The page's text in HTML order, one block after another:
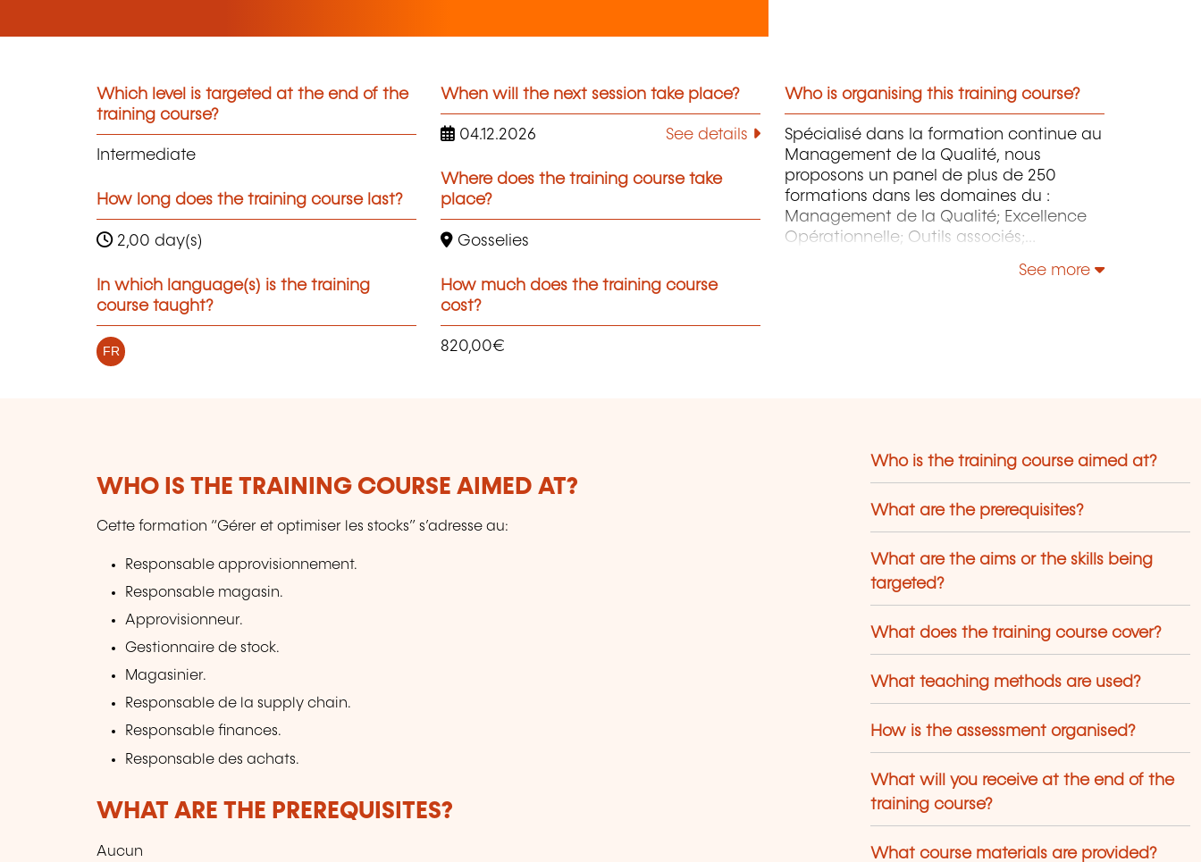
Which level is targeted at the end of the
training course?
Intermediate
How long does the training course last?
2,00 day(s)
In which language(s) is the training
course taught?
FR
When will the next session take place?
04.12.2026 See details
Where does the training course take
place?
Gosselies
How much does the training course
cost?
820,00€
Who is organising this training course?
Spécialisé dans la formation continue au
Management de la Qualité, nous
proposons un panel de plus de 250
formations dans les domaines du :
Management de la Qualité; Excellence
Opérationnelle; Outils associés;
Responsabilité Sociétale – Énergie;
See more
WHO IS THE TRAINING COURSE AIMED AT?
Cette formation “Gérer et optimiser les stocks” s’adresse au:
Responsable approvisionnement.
Responsable magasin.
Approvisionneur.
Gestionnaire de stock.
Magasinier.
Responsable de la supply chain.
Responsable finances.
Responsable des achats.
WHAT ARE THE PREREQUISITES?
Aucun
Who is the training course aimed at?
What are the prerequisites?
What are the aims or the skills being
targeted?
What does the training course cover?
What teaching methods are used?
How is the assessment organised?
What will you receive at the end of the
training course?
What course materials are provided?